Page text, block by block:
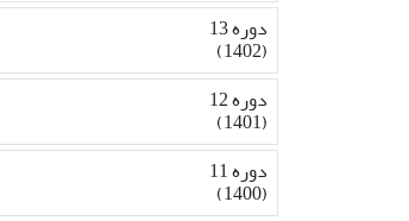
دوره 13
(1402)
دوره 12
(1401)
دوره 11
(1400)